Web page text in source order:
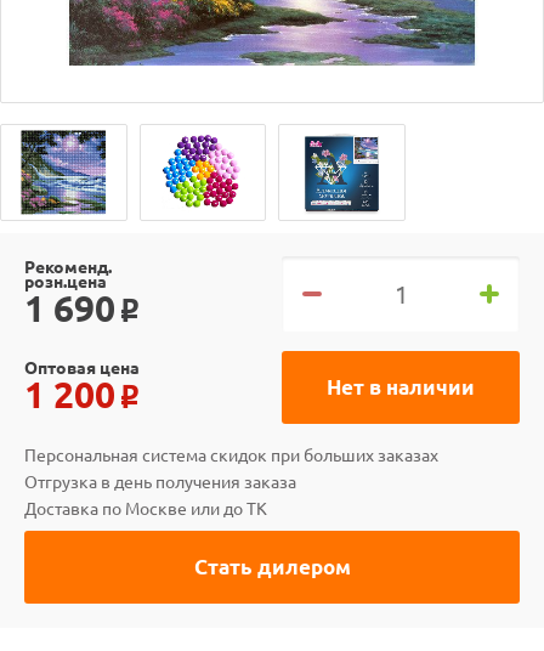
Рекоменд.
розн.цена
1 690 o
Нет в наличии
Оптовая цена
1 200 o
Персональная система скидок при больших заказах
Отгрузка в день получения заказа
Доставка по Москве или до ТК
Стать дилером